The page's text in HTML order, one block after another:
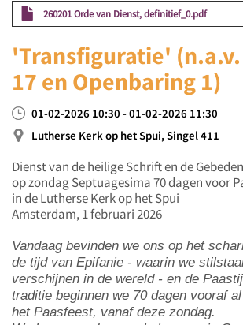
260201 Orde van Dienst, definitief_0.pdf
'Transfiguratie'
17 en Openbaring 1)
01-02-2026 10:30 - 01-02-2026 11:30
Lutherse Kerk op het Spui, Singel 411
Dienst van de heilige Schrift en de Gebeden
op zondag Septuagesima70 dagen voor
in de Lutherse Kerk op het Spui
Amsterdam, 1 februari 2026
Vandaag bevinden we ons op het
de tijd van Epifanie - waarin we
verschijnen in de wereld - en de
traditie beginnen we 70 dagen vooraf
het Paasfeest, vanaf deze zondag.